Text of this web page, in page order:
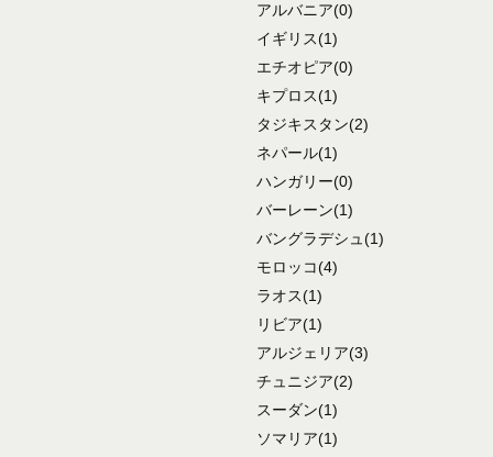
アルバニア(0)
イギリス(1)
エチオピア(0)
キプロス(1)
タジキスタン(2)
ネパール(1)
ハンガリー(0)
バーレーン(1)
バングラデシュ (1)
モロッコ(4)
ラオス(1)
リビア(1)
アルジェリア(3)
チュニジア(2)
スーダン(1)
ソマリア(1)